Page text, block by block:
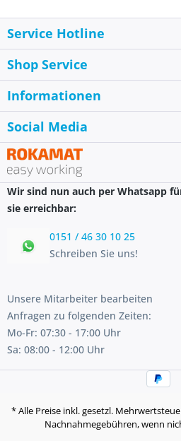
Service Hotline
Shop Service
Informationen
Social Media
Wir sind nun auch per Whatsapp
sie erreichbar:
0151 / 46 30 10 25
Schreiben Sie uns!
Unsere Mitarbeiter bearbeiten
Anfragen zu folgenden Zeiten:
Mo-Fr: 07:30 - 17:00 Uhr
Sa: 08:00 - 12:00 Uhr
* Alle Preise inkl. gesetzl.
Nachnahmegebühren, wenn